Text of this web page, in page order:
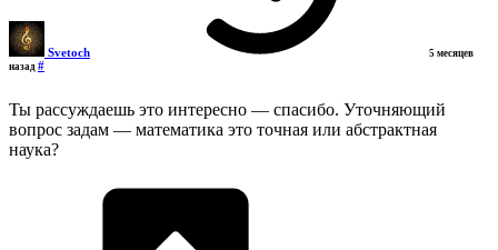
Svetoch
5 месяцев
назад #
Ты рассуждаешь это интересно — спасибо. Уточняющий
вопрос задам — математика это точная или абстрактная
наука?